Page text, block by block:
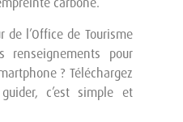
de l’Office de Tourisme
pour
? Téléchargez
c’est simple et